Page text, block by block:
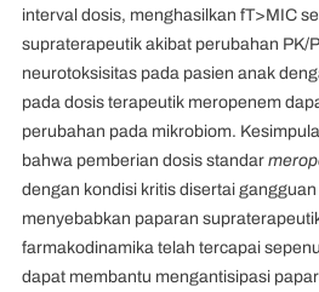
interval dosis, menghasilkan fT>MIC
supraterapeutik akibat perubahan PK/
neurotoksisitas pada pasien anak
pada dosis terapeutik meropenem
perubahan pada mikrobiom.
bahwa pemberian dosis standar
dengan kondisi kritis disertai
menyebabkan paparan
farmakodinamika telah tercapai
dapat membantu mengantisipasi